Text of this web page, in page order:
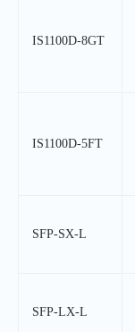
IS1100D-8GT
IS1100D-5FT
SFP-SX-L
SFP-LX-L